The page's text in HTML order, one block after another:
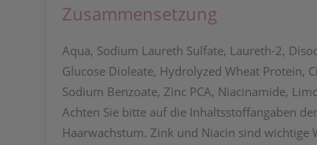
Zusammensetzung
Aqua, Sodium Laureth Sulfate, Laureth-2,
Glucose Dioleate, Hydrolyzed Wheat Protein,
Sodium Benzoate, Zinc PCA, Niacinamide,
Achten Sie bitte auf die Inhaltsstoffangaben
Haarwachstum. Zink und Niacin sind